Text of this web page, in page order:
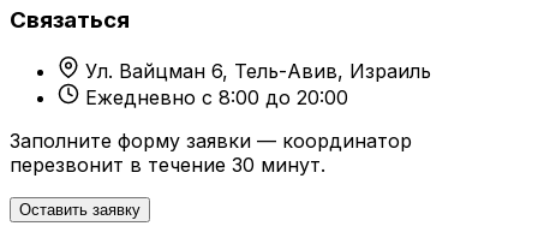
Связаться
Ул. Вайцман 6, Тель-Авив, Израиль
Ежедневно с 8:00 до 20:00
Заполните форму заявки — координатор
перезвонит в течение 30 минут.
Оставить заявку